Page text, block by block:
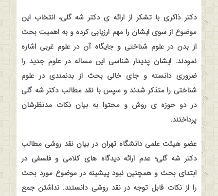
دکتر ذاکری با تشکر از ارائه ی دکتر شه گلی، انتخاب این
موضوع از سوی ایشان را مهم ارزیابی کرده و به اهمیت بحث
از بدن در علوم شناختی و جایگاه آن در علوم غربی اشاره
نمودند. ایشان پدیدار شناسی این مساله در علوم جدید را
ضروری دانسته و جای خالی بحث از بدنمندی در علوم
شناختی را متذکر شدند و سپس با نقد مطالب دکتر شه گلی
در دو حوزه ی روش و محتوا به بیان نکات مدنظرشان
پرداختند.
عضو هیئت علمی دانشگاه تهران در بیان نقد روشی مطالب
دکتر شه گلی؛ عدم ارائه دیدگاه های کلامی و فلسفی در
ابتدای بحث و همچنین نبود پیشینه در موضوع مورد بحث
را از نکات قابل توجه در نقد روشی دانستند. نداشتن جمع